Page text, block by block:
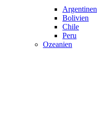
Argentinen
Bolivien
Chile
Peru
Ozeanien